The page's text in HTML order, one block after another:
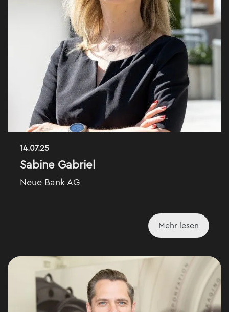
14.07.25
Sabine Gabriel
Neue Bank AG
Mehr lesen